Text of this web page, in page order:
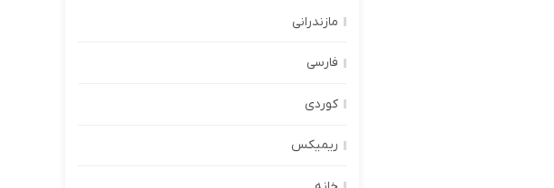
مازندرانی
فارسی
کوردی
ریمیکس